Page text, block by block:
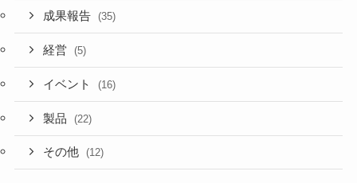
成果報告 (35)
経営 (5)
イベント (16)
製品 (22)
その他 (12)